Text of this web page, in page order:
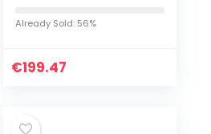
ademende tenten,
effectief verlichten…
Already Sold: 56%
€199.47